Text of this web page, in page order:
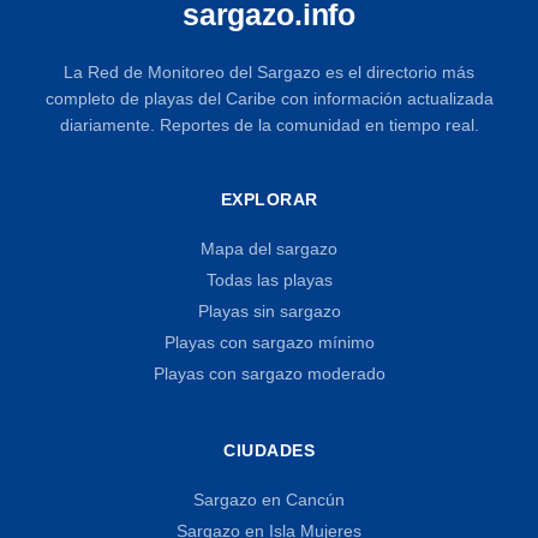
sargazo.info
La Red de Monitoreo del Sargazo es el directorio más
completo de playas del Caribe con información actualizada
diariamente. Reportes de la comunidad en tiempo real.
EXPLORAR
Mapa del sargazo
Todas las playas
Playas sin sargazo
Playas con sargazo mínimo
Playas con sargazo moderado
CIUDADES
Sargazo en Cancún
Sargazo en Isla Mujeres